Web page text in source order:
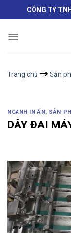
to
CÔNG TY
Trang chủ Sản
NGÀNH IN ẤN, SẢN
DÂY ĐAI